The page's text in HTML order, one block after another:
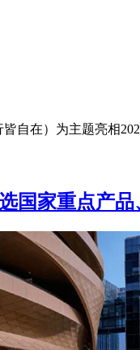
皆自在）为主题亮相
国家重点产